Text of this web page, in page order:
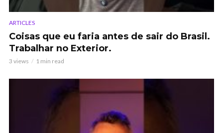
ARTICLES
Coisas que eu faria antes de sair do Brasil.
Trabalhar no Exterior.
3 views 1 min read